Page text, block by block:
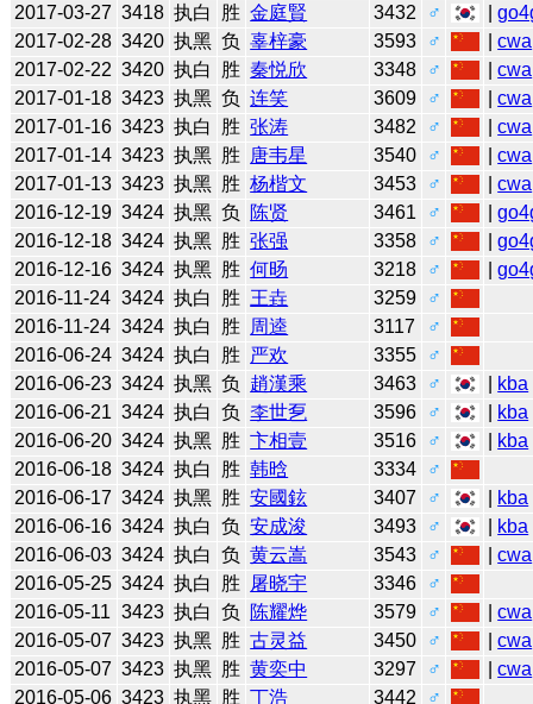
2017-03-27 3418 执白 胜 金庭賢 3432 ♂ |
2017-02-28 3420 执黑 负 辜梓豪 3593 ♂ |cwa
2017-02-22 3420 执白 胜 秦悦欣 3348 ♂ |cwa
2017-01-18 3423 执黑 负 连笑 3609 ♂ |cwa
2017-01-16 3423 执白 胜 张涛 3482 ♂ |cwa
2017-01-14 3423 执黑 胜 唐韦星 3540 ♂ |cwa
2017-01-13 3423 执黑 胜 杨楷文 3453 ♂ |cwa
2016-12-19 3424 执黑 负 陈贤 3461 ♂ |
2016-12-18 3424 执黑 胜 张强 3358 ♂ |
2016-12-16 3424 执黑 胜 何旸 3218 ♂ |
2016-11-24 3424 执白 胜 王垚 3259
♂
2016-11-24 3424 执白 胜 周逵 3117
♂
2016-06-24 3424 执白 胜 严欢 3355
♂
2016-06-23 3424 执黑 负 趙漢乘 3463 ♂ kba
2016-06-21 3424 执白 负 李世乭 3596 ♂ kba
2016-06-20 3424 执黑 胜 卞相壹 3516 ♂ kba
2016-06-18 3424 执白 胜 韩晗 3334
♂
2016-06-17 3424 执黑 胜 安國鉉 3407 ♂ kba
2016-06-16 3424 执白 负 安成浚 3493 ♂ kba
2016-06-03 3424 执白 负 黄云嵩 3543 ♂ |cwa
2016-05-25 3424 执白 胜 屠晓宇 3346
♂
2016-05-11 3423 执白 负 陈耀烨 3579 ♂ |cwa
2016-05-07 3423 执黑 胜 古灵益 3450 ♂ |cwa
2016-05-07 3423 执黑 胜 黄奕中 3297 ♂ |cwa
2016-05-06 3423 执黑 胜 丁浩 3442 ♂